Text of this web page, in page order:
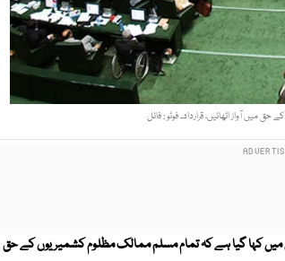
آواز اٹھائیں، قرارداد۔ فوٹو : فائل
کہا گیا ہے کہ تمام مسلم ممالک مظلوم کشمیریوں کے حق